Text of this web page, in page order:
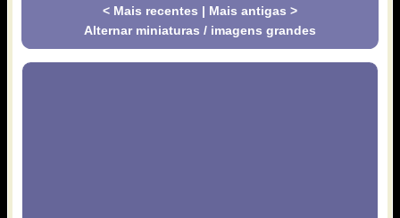
< Mais recentes | Mais antigas >
Alternar miniaturas / imagens grandes